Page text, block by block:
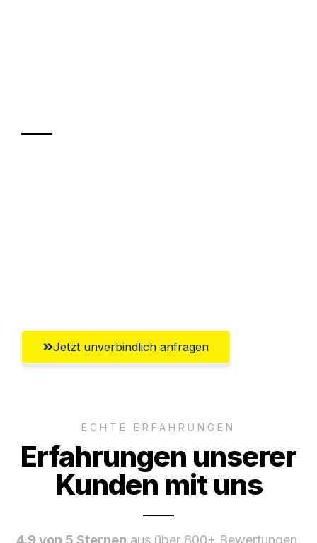
Jetzt unverbindlich anfragen
ECHTE ERFAHRUNGEN
Erfahrungen unserer
Kunden mit uns
4.9 von 5 Sternen aus über 800+ Bewertungen.